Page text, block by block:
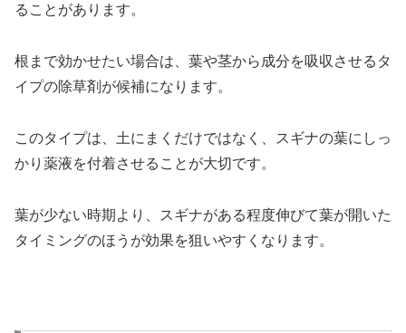
ることがあります。
根まで効かせたい場合は、葉や茎から成分を吸収させるタ
イプの除草剤が候補になります。
このタイプは、土にまくだけではなく、スギナの葉にしっ
かり薬液を付着させることが大切です。
葉が少ない時期より、スギナがある程度伸びて葉が開いた
タイミングのほうが効果を狙いやすくなります。